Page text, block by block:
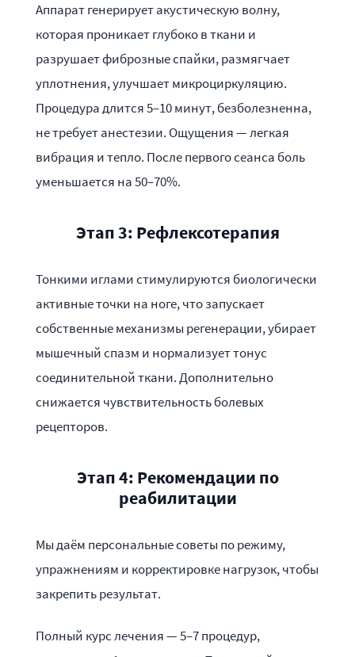
Аппарат генерирует акустическую волну,
которая проникает глубоко в ткани и
разрушает фиброзные спайки, размягчает
уплотнения, улучшает микроциркуляцию.
Процедура длится 5–10 минут, безболезненна,
не требует анестезии. Ощущения — легкая
вибрация и тепло. После первого сеанса боль
уменьшается на 50–70%.
Этап 3: Рефлексотерапия
Тонкими иглами стимулируются биологически
активные точки на ноге, что запускает
собственные механизмы регенерации, убирает
мышечный спазм и нормализует тонус
соединительной ткани. Дополнительно
снижается чувствительность болевых
рецепторов.
Этап 4: Рекомендации по
реабилитации
Мы даём персональные советы по режиму,
упражнениям и корректировке нагрузок, чтобы
закрепить результат.
Полный курс лечения — 5–7 процедур,